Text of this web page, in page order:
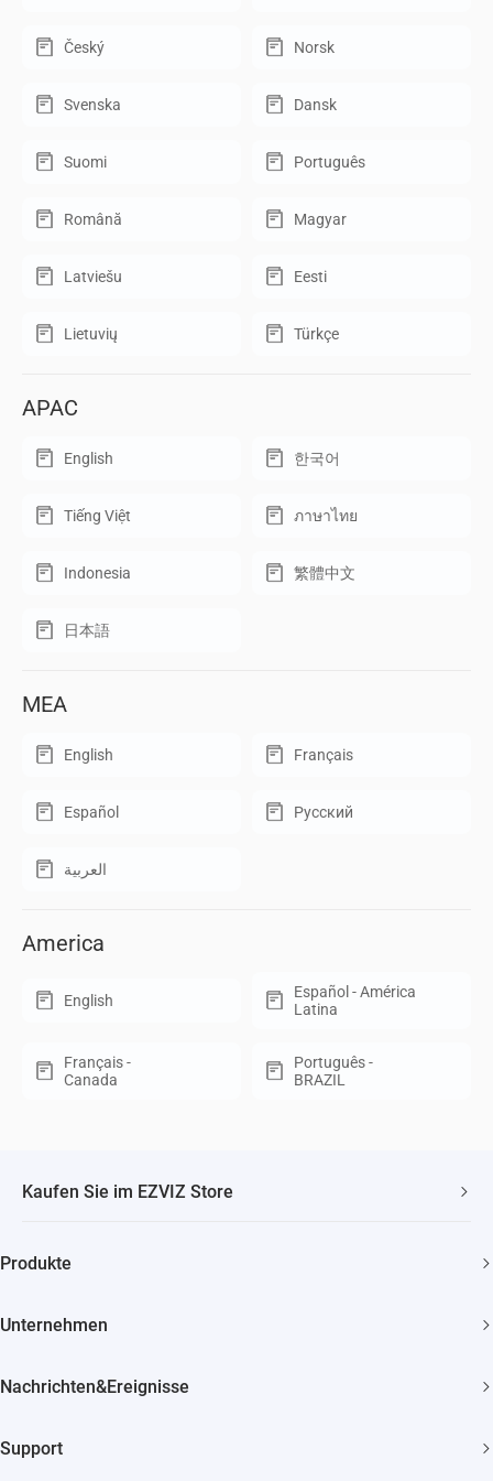
Český Norsk
Svenska Dansk
Suomi Português
Română Magyar
Latviešu Eesti
Lietuvių Türkçe
APAC
English 한국어
Tiếng Việt ภาษาไทย
Indonesia 繁體中文
日本語
MEA
English Français
Español Русский
العربية
America
English
Español - América
Latina
Français -
Canada
Português -
BRAZIL
Kaufen Sie im EZVIZ Store
30 Tage Geld-zurück-Garantie
Produkte
Unternehmen
Bezugsquellen
Nachrichten&Ereignisse
Support